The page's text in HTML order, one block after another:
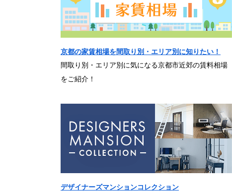
京都の家賃相場を間取り別・エリア別に知りたい！
間取り別・エリア別に気になる京都市近郊の賃料相場
をご紹介！
デザイナーズマンションコレクション